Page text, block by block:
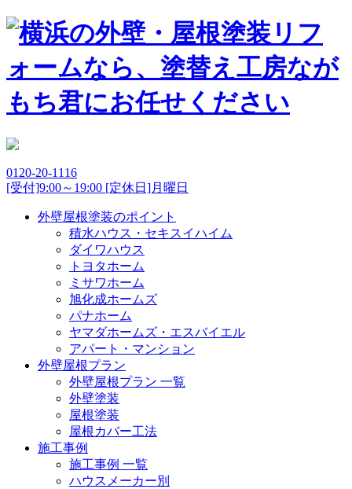
0120-20-1116
[受付]9:00～19:00 [定休日]月曜日
外壁屋根塗装のポイント
積水ハウス・セキスイハイム
ダイワハウス
トヨタホーム
ミサワホーム
旭化成ホームズ
パナホーム
ヤマダホームズ・エスバイエル
アパート・マンション
外壁屋根プラン
外壁屋根プラン 一覧
外壁塗装
屋根塗装
屋根カバー工法
施工事例
施工事例 一覧
ハウスメーカー別